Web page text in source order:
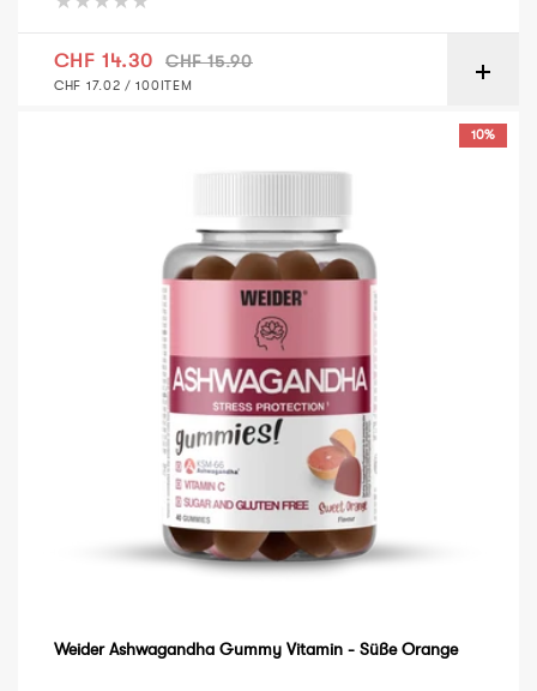
CHF 15.90
Verkaufspreis
CHF 14.30
GRUNDPREIS
CHF 17.02 / PRO
100ITEM
10%
Weider Ashwagandha Gummy Vitamin - Süße Orange